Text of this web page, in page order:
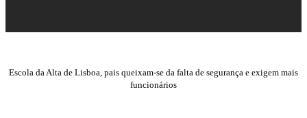
Escola da Alta de Lisboa, pais queixam-se da falta de segurança e exigem mais
funcionários